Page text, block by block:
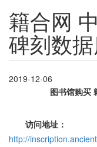
籍合网
碑刻数
2019-12-06
图书馆购买
访问地址：
http://